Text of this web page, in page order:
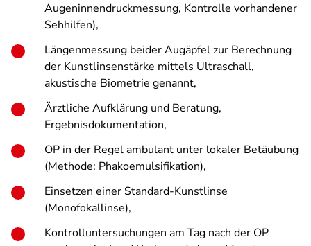
Augeninnendruckmessung, Kontrolle vorhandener
Sehhilfen),
Längenmessung beider Augäpfel zur Berechnung
der Kunstlinsenstärke mittels Ultraschall,
akustische Biometrie genannt,
Ärztliche Aufklärung und Beratung,
Ergebnisdokumentation,
OP in der Regel ambulant unter lokaler Betäubung
(Methode: Phakoemulsifikation),
Einsetzen einer Standard-Kunstlinse
(Monofokallinse),
Kontrolluntersuchungen am Tag nach der OP